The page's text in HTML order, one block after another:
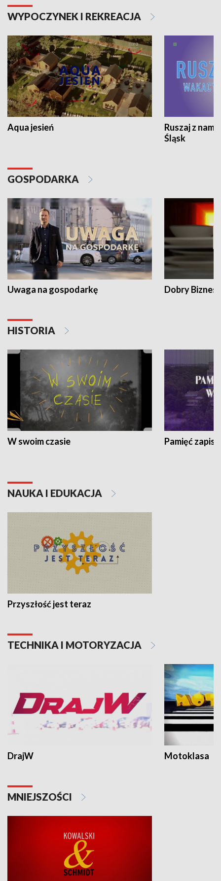
WYPOCZYNEK I REKREACJA
Aqua jesień
Ruszaj z
Śląsk
GOSPODARKA
Uwaga na gospodarkę Dobry Biznes
HISTORIA
W swoim czasie Pamięć
NAUKA I EDUKACJA
Przyszłość jest teraz
TECHNIKA I MOTORYZACJA
DrajW Motoklasa
MNIEJSZOŚCI